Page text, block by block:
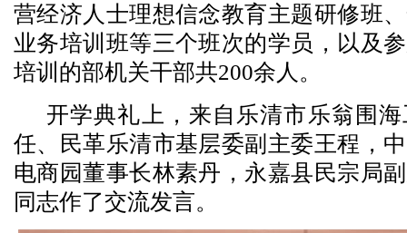
营经济人士理想信念教育主题研修班
业务培训班等三个班次的学员，以及
培训的部机关干部共200余人。
开学典礼上，来自乐清市乐翁围
任、民革乐清市基层委副主委王程，
电商园董事长林素丹，永嘉县民宗局
同志作了交流发言。